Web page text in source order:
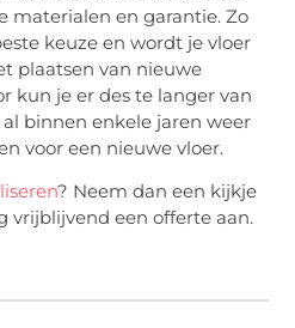
materialen en garantie. Zo
keuze en wordt je vloer
plaatsen van nieuwe
kun je er des te langer van
binnen enkele jaren weer
voor een nieuwe vloer.
? Neem dan een kijkje
vrijblijvend een offerte aan.